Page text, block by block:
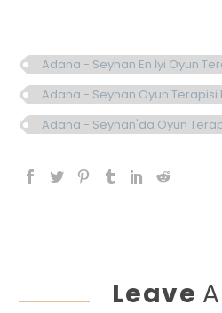
Adana - Seyhan En İyi Oyun
Adana - Seyhan Oyun Terapisi
Adana - Seyhan'da Oyun
Leave